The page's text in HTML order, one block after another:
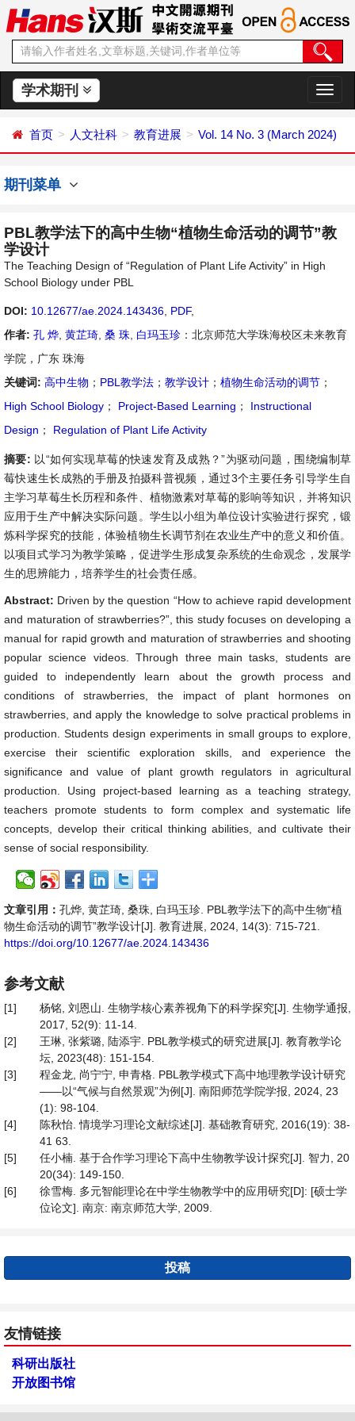
学术期刊
切
换
航
首页 人文社科 教育进展 Vol. 14 No. 3 (March 2024)
期刊菜单
PBL教学法下的高中生物“植物生命活动的调节”教
学设计
The Teaching Design of “Regulation of Plant Life Activity” in High
School Biology under PBL
DOI: 10.12677/ae.2024.143436 PDF,
作者: 孔 烨 黄芷琦 桑 珠 白玛玉珍 ：北京师范大学珠海校区未来教育
学院，广东 珠海
关键词: 高中生物 ； PBL教学法 ； 教学设计 ； 植物生命活动的调节 ；
High School Biology ； Project-Based Learning ；
Instructional
Design ； Regulation of Plant Life Activity
摘要: 以“如何实现草莓的快速发育及成熟？”为驱动问题，围绕编制草
莓快速生长成熟的手册及拍摄科普视频，通过3个主要任务引导学生自
主学习草莓生长历程和条件、植物激素对草莓的影响等知识，并将知识
应用于生产中解决实际问题。学生以小组为单位设计实验进行探究，锻
炼科学探究的技能，体验植物生长调节剂在农业生产中的意义和价值。
以项目式学习为教学策略，促进学生形成复杂系统的生命观念，发展学
生的思辨能力，培养学生的社会责任感。
Abstract: Driven by the question “How to achieve rapid development
and maturation of strawberries?”, this study focuses on developing a
manual for rapid growth and maturation of strawberries and shooting
popular science videos. Through three main tasks, students are
guided to independently learn about the growth process and
conditions of strawberries, the impact of plant hormones on
strawberries, and apply the knowledge to solve practical problems in
production. Students design experiments in small groups to explore,
exercise their scientific exploration skills, and experience the
significance and value of plant growth regulators in agricultural
production. Using project-based learning as a teaching strategy,
teachers promote students to form complex and systematic life
concepts, develop their critical thinking abilities, and cultivate their
sense of social responsibility.
文章引用： 孔烨, 黄芷琦, 桑珠, 白玛玉珍. PBL教学法下的高中生物“植
物生命活动的调节”教学设计[J]. 教育进展, 2024, 14(3): 715-721.
https://doi.org/10.12677/ae.2024.143436
参考文献
[1]
杨铭, 刘恩山. 生物学核心素养视角下的科学探究[J]. 生物学通报,
2017, 52(9): 11-14.
[2]
王琳, 张紫璐, 陆添宇. PBL教学模式的研究进展[J]. 教育教学论
坛, 2023(48): 151-154.
[3]
程金龙, 尚宁宁, 申青格. PBL教学模式下高中地理教学设计研究
——以“气候与自然景观”为例[J]. 南阳师范学院学报, 2024, 23
(1): 98-104.
[4]
陈秋怡. 情境学习理论文献综述[J]. 基础教育研究, 2016(19): 38-
41 63.
[5]
任小楠. 基于合作学习理论下高中生物教学设计探究[J]. 智力, 20
20(34): 149-150.
[6]
徐雪梅. 多元智能理论在中学生物教学中的应用研究[D]: [硕士学
位论文]. 南京: 南京师范大学, 2009.
投稿
友情链接
科研出版社
开放图书馆